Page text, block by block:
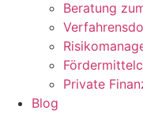
Beratung
Private
Blog